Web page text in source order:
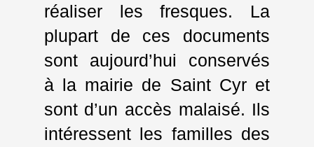
réaliser les fresques. La
plupart de ces documents
sont aujourd’hui conservés
à la mairie de Saint Cyr et
sont d’un accès malaisé. Ils
intéressent les familles des